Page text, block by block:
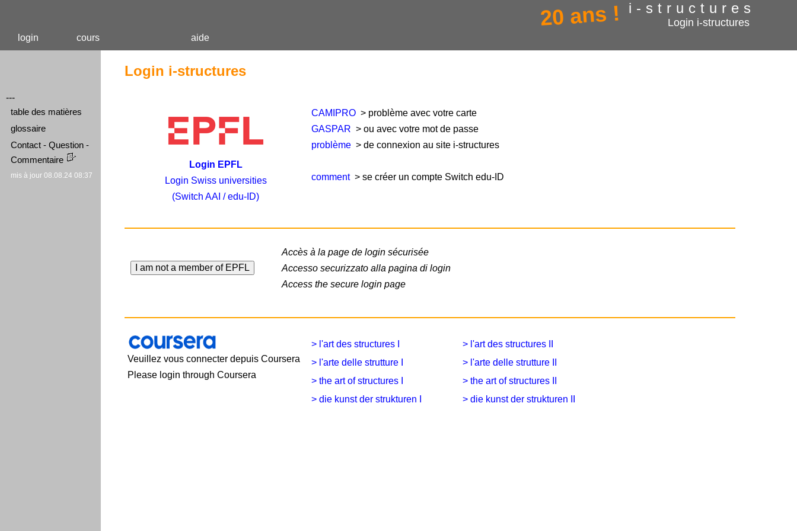
20 ans ! i-structures
Login i-structures
login cours aide
---
table des matières
glossaire
Contact - Question -
Commentaire
mis à jour 08.08.24 08:37
Login i-structures
Login EPFL
Login Swiss universities
(Switch AAI / edu-ID)
CAMIPRO > problème avec votre carte
GASPAR > ou avec votre mot de passe
problème > de connexion au site i-structures
comment> se créer un compte Switch edu-ID
Accès à la page de login sécurisée
Accesso securizzato alla pagina di login
Access the secure login page
Veuillez vous connecter depuis Coursera
Please login through Coursera
> l'art des structures I
> l'art des structures II
> l'arte delle strutture I
> l'arte delle strutture II
> the art of structures I
> the art of structures II
> die kunst der strukturen I
> die kunst der strukturen II